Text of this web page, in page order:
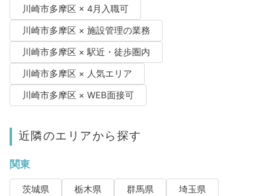
川崎市多摩区 × 4月入職可
川崎市多摩区 × 施設管理の業務
川崎市多摩区 × 駅近・徒歩圏内
川崎市多摩区 × 人気エリア
川崎市多摩区 × WEB面接可
近隣のエリアから探す
関東
茨城県 栃木県 群馬県
埼玉県